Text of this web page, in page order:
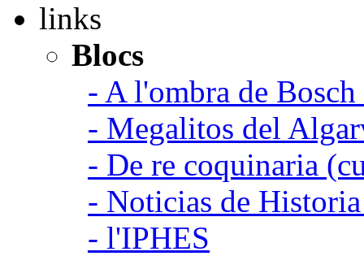
links
Blocs
- A l'ombra de
- Megalitos del
- De re coquinaria
- Noticias de
- l'IPHES